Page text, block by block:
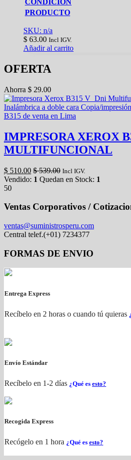
CONDICION
PRODUCTO
SKU: n/a
$ 63.00 Incl IGV.
Añadir al carrito
OFERTA
Ahorra $ 29.00
IMPRESORA XEROX
MULTIFUNCIONAL
$ 510.00 $539.00 Incl IGV.
Vendido: 1 Quedan en Stock: 1
50
Ventas Corporativos /
ventas@suministrosperu.com
Central telef.(+01) 7234377
FORMAS DE ENVIO
Entrega Express
Recíbelo en 2 horas o cuando tú quieras
Envío Estándar
Recíbelo en 1-2 días ¿Qué es esto?
Recogida Express
Recógelo en 1 hora ¿Qué es esto?